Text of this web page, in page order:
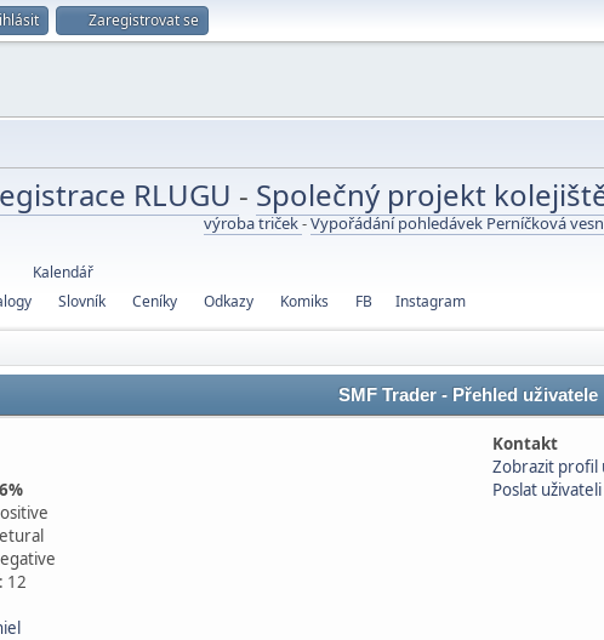
Zaregistrovat se
RLUGU - Společný projekt
výroba triček-Vypořádání pohledávek Perníčková
Kalendář
Slovník Ceníky Odkazy Komiks FB Instagram
SMF Trader - Přehled uživatele
Kontakt
Zobrazit profil
Poslat
12